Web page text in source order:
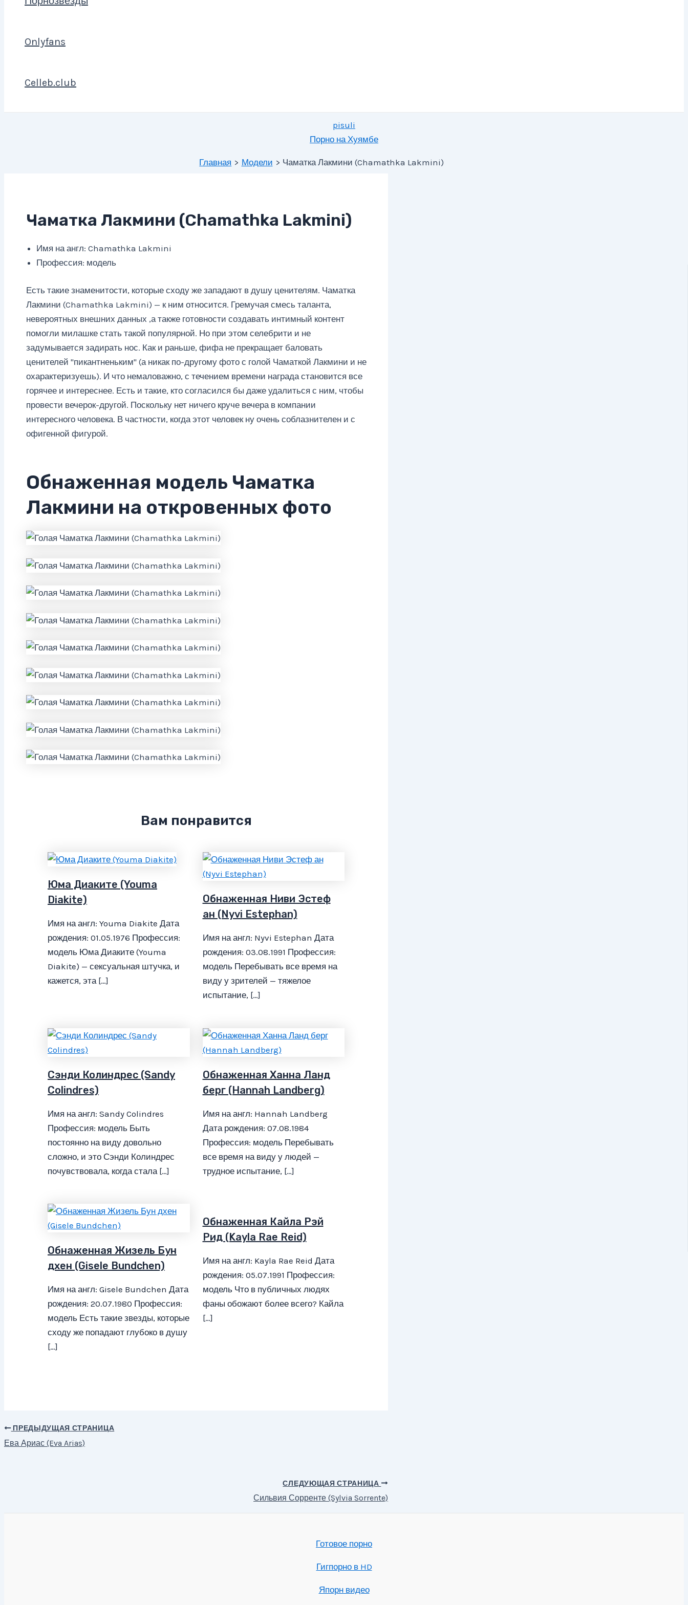
Onlyfans
Celleb.club
pisuli
Порно на Хуямбе
Главная Модели Чаматка Лакмини (Chamathka Lakmini)
Чаматка Лакмини (Chamathka Lakmini)
Имя на англ: Chamathka Lakmini
Профессия: модель
Есть такие знаменитости, которые сходу же западают в душу ценителям. Чаматка
Лакмини (Chamathka Lakmini) — к ним относится. Гремучая смесь таланта,
невероятных внешних данных ,а также готовности создавать интимный контент
помогли милашке стать такой популярной. Но при этом селебрити и не
задумывается задирать нос. Как и раньше, фифа не прекращает баловать
ценителей "пикантненьким" (а никак по-другому фото с голой Чаматкой Лакмини и не
охарактеризуешь). И что немаловажно, с течением времени награда становится все
горячее и интереснее. Есть и такие, кто согласился бы даже удалиться с ним, чтобы
провести вечерок-другой. Поскольку нет ничего круче вечера в компании
интересного человека. В частности, когда этот человек ну очень соблазнителен и с
офигенной фигурой.
Обнаженная модель Чаматка
Лакмини на откровенных фото
Вам понравится
Юма Диаките (Youma
Diakite)
Имя на англ: Youma Diakite Дата
рождения: 01.05.1976 Профессия:
модель Юма Диаките (Youma
Diakite) — сексуальная штучка, и
кажется, эта […]
Обнаженная Ниви Эстеф
ан (Nyvi Estephan)
Имя на англ: Nyvi Estephan Дата
рождения: 03.08.1991 Профессия:
модель Перебывать все время на
виду у зрителей — тяжелое
испытание, […]
Сэнди Колиндрес (Sandy
Colindres)
Имя на англ: Sandy Colindres
Профессия: модель Быть
постоянно на виду довольно
сложно, и это Сэнди Колиндрес
почувствовала, когда стала […]
Обнаженная Ханна Ланд
берг (Hannah Landberg)
Имя на англ: Hannah Landberg
Дата рождения: 07.08.1984
Профессия: модель Перебывать
все время на виду у людей —
трудное испытание, […]
Обнаженная Жизель Бун
дхен (Gisele Bundchen)
Имя на англ: Gisele Bundchen Дата
рождения: 20.07.1980 Профессия:
модель Есть такие звезды, которые
сходу же попадают глубоко в душу
[…]
Обнаженная Кайла Рэй
Рид (Kayla Rae Reid)
Имя на англ: Kayla Rae Reid Дата
рождения: 05.07.1991 Профессия:
модель Что в публичных людях
фаны обожают более всего? Кайла
[…]
Навигация
по
ПРЕДЫДУЩАЯ СТРАНИЦА
Ева Ариас (Eva Arias)
СЛЕДУЮЩАЯ СТРАНИЦА
Сильвия Сорренте (Sylvia Sorrente)
Готовое порно
Гигпорно в HD
Япорн видео